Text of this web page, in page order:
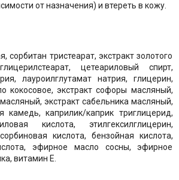
от назначения) и втереть в кожу.
сорбитан тристеарат, экстракт золотого
цетеариловый спирт,
лауроилглутамат натрия, глицерин,
кокосовое, экстракт софоры масляный,
экстракт сабельника масляный,
камедь, каприлик/каприк триглицерид,
кислота, этилгексилглицерин,
кислота, бензойная кислота,
эфирное масло сосны, эфирное
витамин E.